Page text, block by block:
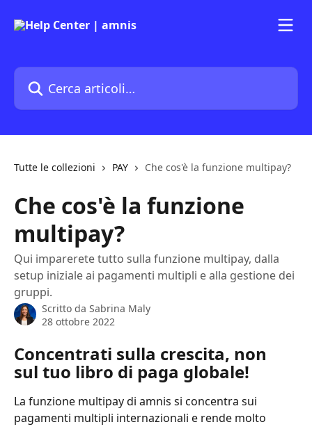
Cerca articoli…
Tutte le collezioni PAY Che cos'è la funzione multipay?
Che cos'è la funzione
multipay?
Qui imparerete tutto sulla funzione multipay, dalla
setup iniziale ai pagamenti multipli e alla gestione dei
gruppi.
Scritto da Sabrina Maly
28 ottobre 2022
Concentrati sulla crescita, non
sul tuo libro di paga globale!
La funzione multipay di amnis si concentra sui
pagamenti multipli internazionali e rende molto